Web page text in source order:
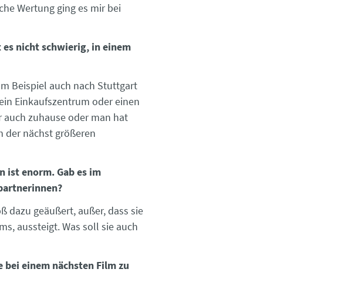
Wertung ging es mir bei
es nicht schwierig, in einem
Beispiel auch nach Stuttgart
Einkaufszentrum oder einen
auch zuhause oder man hat
der nächst größeren
ist enorm. Gab es im
dazu geäußert, außer, dass sie
aussteigt. Was soll sie auch
bei einem nächsten Film zu